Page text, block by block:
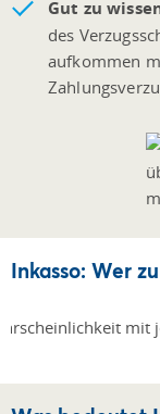
Gut zu
des
aufkommen
Inkasso: Wer